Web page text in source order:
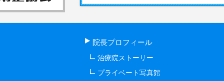
院長プロフィール
治療院ストーリー
プライベート写真館